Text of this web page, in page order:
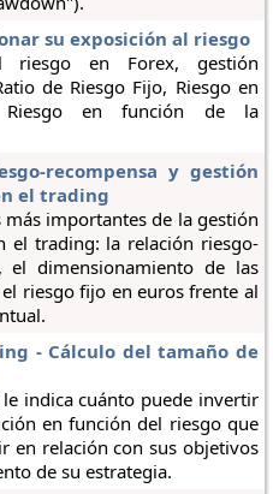
su exposición al riesgo
riesgo en Forex, gestión
de Riesgo Fijo, Riesgo en
Riesgo en función de la
recompensa y gestión
el trading
más importantes de la gestión
el trading: la relación riesgo-
el dimensionamiento de las
riesgo fijo en euros frente al
- Cálculo del tamaño de
le indica cuánto puede invertir
en función del riesgo que
en relación con sus objetivos
de su estrategia.